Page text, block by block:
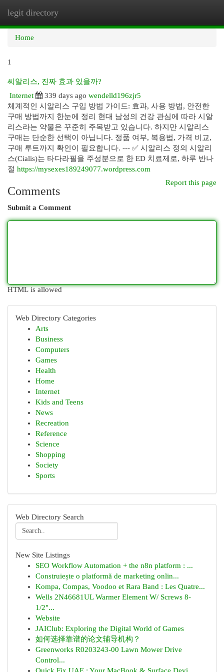
legit directory
Home
1
씨알리스, 진짜 효과 있을까?
Internet
339 days ago wendelld196zjr5
체계적인 시알리스 구입 방법 가이드: 효과, 사용 방법, 안전한
구매 방법까지 한눈에 정리 현대 남성의 건강 관심에 따라 시알
리스라는 약물은 꾸준히 주목받고 있습니다. 하지만 시알리스
구매는 단순한 선택이 아닙니다. 정품 여부, 복용법, 가격 비교,
구매 루트까지 확인이 필요합니다. --- ✅ 시알리스 정의 시알리
스(Cialis)는 타다라필을 주성분으로 한 ED 치료제로, 하루 반나
절 https://mysexes189249077.wordpress.com
Report this page
Comments
Submit a Comment
HTML is allowed
Web Directory Categories
Arts
Business
Computers
Games
Health
Home
Internet
Kids and Teens
News
Recreation
Reference
Science
Shopping
Society
Sports
Web Directory Search
New Site Listings
SEO Workflow Automation + the n8n platform : ...
Construiește o platformă de marketing onlin...
Kompa, Compas, Voodoo et Rara Band : Les Quatre...
Wells 2N46681UL Warmer Element W/ Screws 8-
1/2"...
Website
JAIClub: Exploring the Digital World of Games
如何选择靠谱的论文辅导机构？
Greenworks R0203243-00 Lawn Mower Drive
Control...